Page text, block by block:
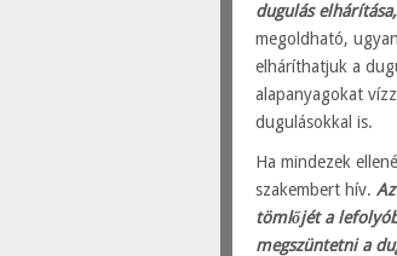
dugulás
megoldható,
elháríthatjuk a
alapanyagokat
dugulásokkal is.
Ha mindezek
szakembert hív.
tömlőjét a
megszüntetni a